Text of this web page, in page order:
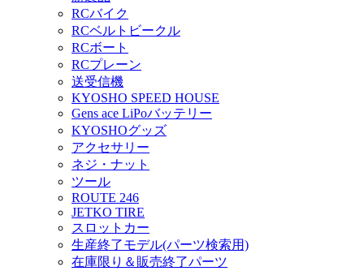
RCバイク
RCベルトビークル
RCボート
RCプレーン
送受信機
KYOSHO SPEED HOUSE
Gens ace LiPoバッテリー
KYOSHOグッズ
アクセサリー
ネジ・ナット
ツール
ROUTE 246
JETKO TIRE
スロットカー
生産終了モデル(パーツ検索用)
在庫限り＆販売終了パーツ